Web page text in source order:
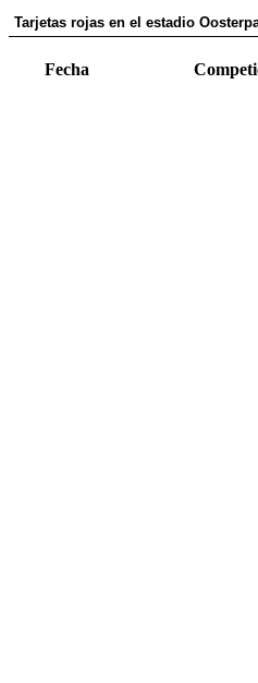
Tarjetas rojas en el estadio
Fecha